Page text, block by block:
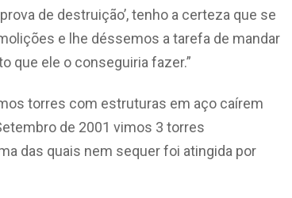
de destruição’, tenho a certeza que se
e lhe déssemos a tarefa de mandar
que ele o conseguiria fazer.”
torres com estruturas em aço caírem
de 2001 vimos 3 torres
das quais nem sequer foi atingida por